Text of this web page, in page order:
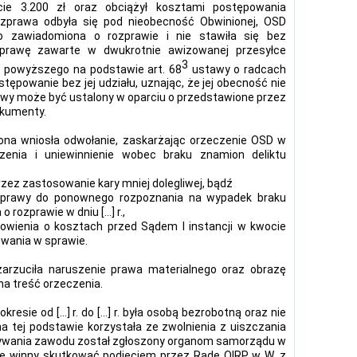
3.200 zł oraz obciążył kosztami postępowania
odbyła się pod nieobecność Obwinionej, OSD
zawiadomiona o rozprawie i nie stawiła się bez
zawarte w dwukrotnie awizowanej przesyłce
powyższego na podstawie art. 683 ustawy o radcach
bez jej udziału, uznając, że jej obecność nie
może być ustalony w oparciu o przedstawione przez
wniosła odwołanie, zaskarżając orzeczenie OSD w
i uniewinnienie wobec braku znamion deliktu
zastosowanie kary mniej dolegliwej, bądź
do ponownego rozpoznania na wypadek braku
rozprawie w dniu […] r.,
o kosztach przed Sądem I instancji w kwocie
w sprawie.
naruszenie prawa materialnego oraz obrazę
treść orzeczenia.
od […] r. do […] r. była osobą bezrobotną oraz nie
tej podstawie korzystała ze zwolnienia z uiszczania
zawodu został zgłoszony organom samorządu w